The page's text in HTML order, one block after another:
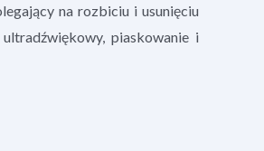
na rozbiciu i usunięciu
piaskowanie i